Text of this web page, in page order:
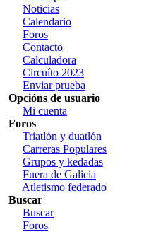
Noticias
Calendario
Foros
Contacto
Calculadora
Circuíto 2023
Enviar prueba
Opcións de usuario
Mi cuenta
Foros
Triatlón y duatlón
Carreras Populares
Grupos y kedadas
Fuera de Galicia
Atletismo federado
Buscar
Buscar
Foros